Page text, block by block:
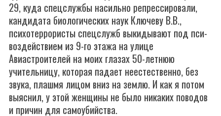
29, куда спецслужбы насильно репрессировали,
кандидата биологических наук Ключеву В.В.,
психотеррористы спецслужб выкидывают под пси-
воздействием из 9-го этажа на улице
Авиастроителей на моих глазах 50-летнюю
учительницу, которая падает неестественно, без
звука, плашмя лицом вниз на землю. И как я потом
выяснил, у этой женщины не было никаких поводов
и причин для самоубийства.